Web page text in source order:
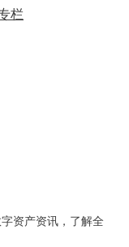
栏
资产资讯，了解全